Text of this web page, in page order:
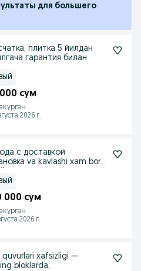
для большего
плитка 5 йилдан
гарантия билан
сум
2026 г.
с доставкой
va kavlashi xam bor
000 сум
2026 г.
quvurlari xafsizligi —
bloklarda,